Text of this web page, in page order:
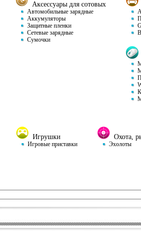
Аксессуары для сотовых
Автомобильные зарядные
Аккумуляторы
Защитные пленки
Сетевые зарядные
Сумочки
Игрушки
Игровые приставки
Охота,
Эхолоты